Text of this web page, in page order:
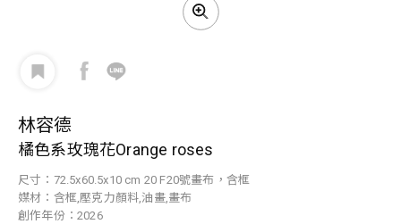
林容德
橘色系玫瑰花Orange roses
尺寸：72.5x60.5x10 cm 20 F20號畫布，含框
媒材：含框,壓克力顏料,油畫,畫布
創作年份：2026